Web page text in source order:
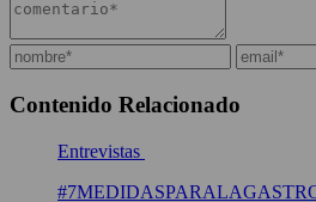
Contenido Relacionado
Entrevistas